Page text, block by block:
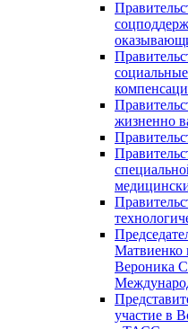
жизненно
Матвиенко
Вероника
участие в